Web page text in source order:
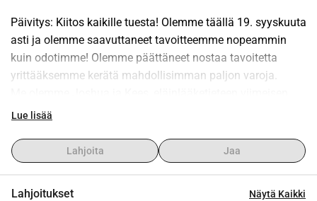
Päivitys: Kiitos kaikille tuesta! Olemme täällä 19. syyskuuta
asti ja olemme saavuttaneet tavoitteemme nopeammin
kuin odotimme! Olemme päättäneet nostaa tavoitetta
yrittääksemme kerätä mahdollisimman paljon varoja.
vuoden opiskelijoita, ja tällä hetkellä teemme
Faridabadissa, Pohjois-Intiassa. Tämä organisaatio
perustettiin Ravi Dubeyn toimesta vuonna 2007. Siitä
Lue lisää
Lahjoita Jaa
Lahjoitukset Näytä Kaikki